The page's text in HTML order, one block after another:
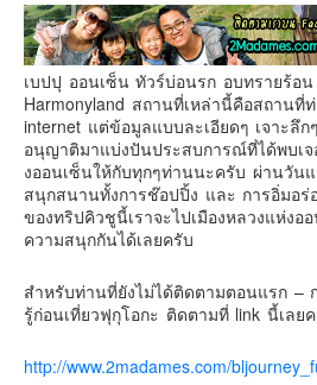
ทริปต่างประเทศ
ยุโรป
รัสเซีย
อิตาลี
ตุรกี-ตุรเคีย
เยอรมัน
ฝรั่งเศส
สาธารณรัฐเช็ก
เบปปุ ออนเซ็น ทัวร์บ่อนรก อบทรายร้อน
Harmonyland สถานที่เหล่านี้คือสถานที่
internet แต่ข้อมูลแบบละเอียดๆ เจาะลึ
อนุญาติมาแบ่งปันประสบการณ์ที่ได้พบเจ
งออนเซ็นให้กับทุกๆท่านนะครับ ผ่านวัน
สนุกสนานทั้งการช๊อปปิ้ง และ การอิ่มอ
ของทริปคิวชูนี้เราจะไปเมืองหลวงแห่ง
ความสนุกกันได้เลยครับ
สำหรับท่านที่ยังไม่ได้ติดตามตอนแรก –
รู้ก่อนเที่ยวฟุกุโอกะ ติดตามที่ link นี้เลย
http://www.2madames.com/